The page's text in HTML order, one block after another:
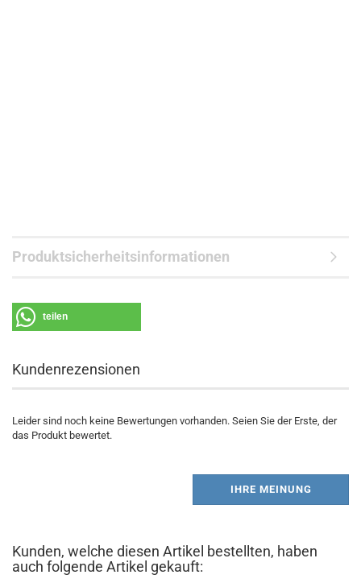
Produktsicherheitsinformationen
teilen
Kundenrezensionen
Leider sind noch keine Bewertungen vorhanden. Seien Sie der Erste, der
das Produkt bewertet.
IHRE MEINUNG
Kunden, welche diesen Artikel bestellten, haben
auch folgende Artikel gekauft: